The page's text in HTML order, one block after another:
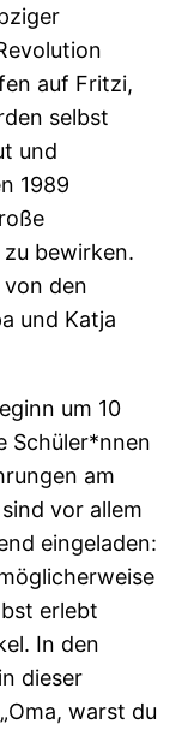
auf Fritzi,
selbst
und
1989
bewirken.
den
und Katja
um 10
Schüler*nnen
am
vor allem
eingeladen:
erlebt
In den
dieser
warst du